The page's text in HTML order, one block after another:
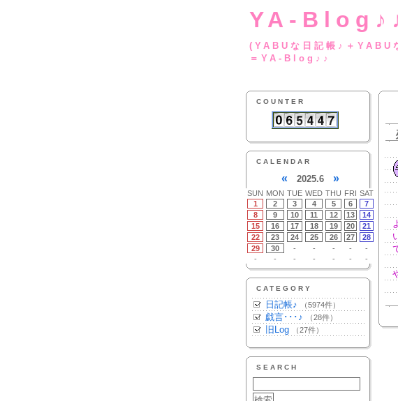
YA-
(YABUな日
＝YA-Blog♪♪
COUNTER
CALENDAR
« 2025.6 »
SUN MON TUE WED THU FRI SAT
1
2 3 4 5 6
7
8
9 10 11 12 13
14
15
16 17 18 19 20
21
22
23 24 25 26 27
28
29
30 - - - -
-
-
- - - - - -
CATEGORY
日記帳♪ （5974件）
戯言･･･♪ （28件）
旧Log （27件）
SEARCH